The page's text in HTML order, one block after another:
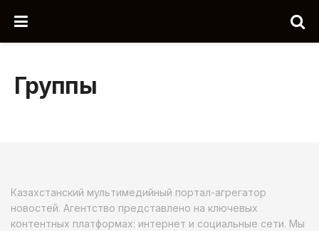
Группы
Казахстанский мультимедийный портал-агрегатор
новостей. Агентство представлено на ключевых
контентных платформах: интернет и социальные сети. Мы